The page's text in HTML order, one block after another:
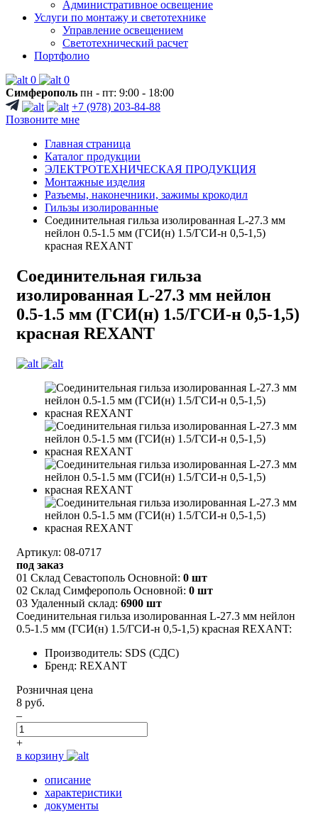
Административное освещение
Услуги по монтажу и светотехнике
Управление освещением
Светотехнический расчет
Портфолио
0
0
Симферополь пн - пт: 9:00 - 18:00
+7 (978) 203-84-88
Позвоните мне
Главная страница
Каталог продукции
ЭЛЕКТРОТЕХНИЧЕСКАЯ ПРОДУКЦИЯ
Монтажные изделия
Разъемы, наконечники, зажимы крокодил
Гильзы изолированные
Соединительная гильза изолированная L-27.3 мм
нейлон 0.5-1.5 мм (ГСИ(н) 1.5/ГСИ-н 0,5-1,5)
красная REXANT
Соединительная гильза
изолированная L-27.3 мм нейлон
0.5-1.5 мм (ГСИ(н) 1.5/ГСИ-н 0,5-1,5)
красная REXANT
Артикул: 08-0717
под заказ
01 Склад Севастополь Основной: 0 шт
02 Склад Симферополь Основной: 0 шт
03 Удаленный склад: 6900 шт
Соединительная гильза изолированная L-27.3 мм нейлон
0.5-1.5 мм (ГСИ(н) 1.5/ГСИ-н 0,5-1,5) красная REXANT:
Производитель: SDS (СДС)
Бренд: REXANT
Розничная цена
8 руб.
–
+
в корзину
описание
характеристики
документы